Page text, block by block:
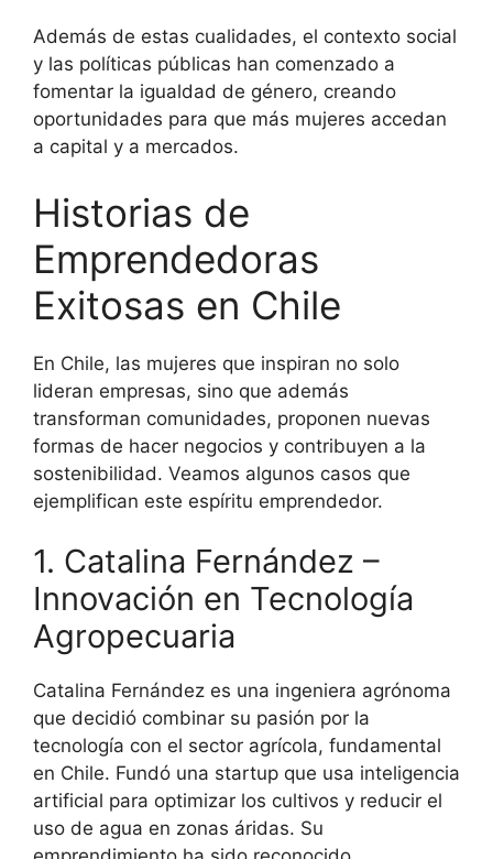
Además de estas cualidades, el contexto social
y las políticas públicas han comenzado a
fomentar la igualdad de género, creando
oportunidades para que más mujeres accedan
a capital y a mercados.
Historias de
Emprendedoras
Exitosas en Chile
En Chile, las mujeres que inspiran no solo
lideran empresas, sino que además
transforman comunidades, proponen nuevas
formas de hacer negocios y contribuyen a la
sostenibilidad. Veamos algunos casos que
ejemplifican este espíritu emprendedor.
1. Catalina Fernández –
Innovación en Tecnología
Agropecuaria
Catalina Fernández es una ingeniera agrónoma
que decidió combinar su pasión por la
tecnología con el sector agrícola, fundamental
en Chile. Fundó una startup que usa inteligencia
artificial para optimizar los cultivos y reducir el
uso de agua en zonas áridas. Su